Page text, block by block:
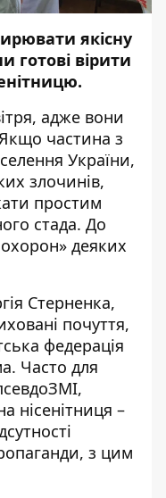
якісну
готові вірити
адже вони
частина з
України,
злочинів,
простим
стада. До
деяких
Стерненка,
почуття,
федерація
Часто для
нісенітниця –
з цим